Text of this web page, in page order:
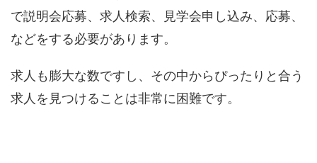
で説明会応募、求人検索、見学会申し込み、応募、
などをする必要があります。
求人も膨大な数ですし、その中からぴったりと合う
求人を見つけることは非常に困難です。